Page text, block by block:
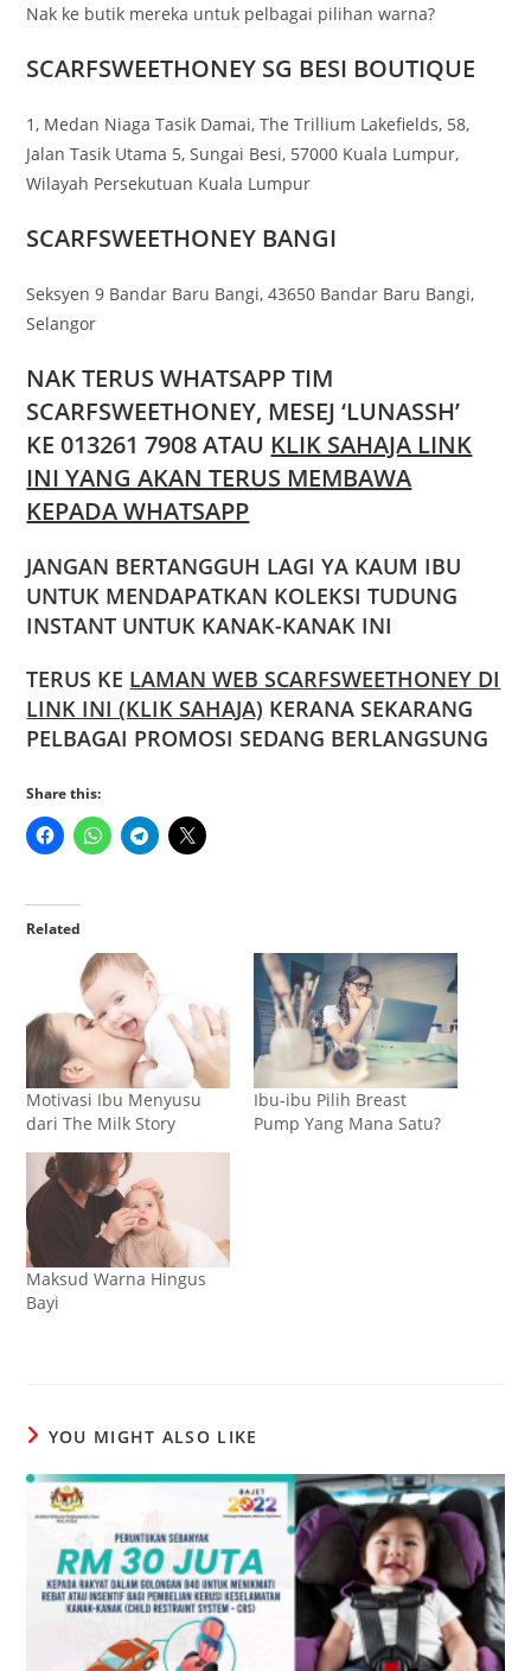
Nak ke butik mereka untuk pelbagai pilihan warna?
SCARFSWEETHONEY SG BESI BOUTIQUE
1, Medan Niaga Tasik Damai, The Trillium Lakefields, 58,
Jalan Tasik Utama 5, Sungai Besi, 57000 Kuala Lumpur,
Wilayah Persekutuan Kuala Lumpur
SCARFSWEETHONEY BANGI
Seksyen 9 Bandar Baru Bangi, 43650 Bandar Baru Bangi,
Selangor
NAK TERUS WHATSAPP TIM
SCARFSWEETHONEY, MESEJ ‘LUNASSH’
KE 013261 7908 ATAU KLIK SAHAJA LINK
INI YANG AKAN TERUS MEMBAWA
KEPADA WHATSAPP
JANGAN BERTANGGUH LAGI YA KAUM IBU
UNTUK MENDAPATKAN KOLEKSI TUDUNG
INSTANT UNTUK KANAK-KANAK INI
TERUS KE LAMAN WEB SCARFSWEETHONEY DI
LINK INI (KLIK SAHAJA) KERANA SEKARANG
PELBAGAI PROMOSI SEDANG BERLANGSUNG
Share this:
Related
Motivasi Ibu Menyusu
dari The Milk Story
Ibu-ibu Pilih Breast
Pump Yang Mana Satu?
Maksud Warna Hingus
Bayi
YOU MIGHT ALSO LIKE